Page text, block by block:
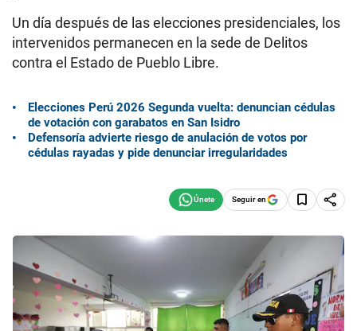
Un día después de las elecciones presidenciales, los
intervenidos permanecen en la sede de Delitos
contra el Estado de Pueblo Libre.
Elecciones Perú 2026 Segunda vuelta: denuncian cédulas
de votación con garabatos en San Isidro
Defensoría advierte riesgo de anulación de votos por
cédulas rayadas y pide denunciar irregularidades
Seguir en